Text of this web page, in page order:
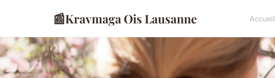
📰Kravmaga Ois Lausanne Accueil